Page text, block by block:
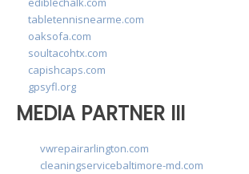
tabletennisnearme.com
oaksofa.com
soultacohtx.com
capishcaps.com
gpsyfl.org
MEDIA PARTNER III
vwrepairarlington.com
cleaningservicebaltimore-md.com